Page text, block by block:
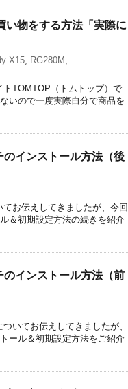
い物をする方法「実際に
X15, RG280M ,
TOMTOP（トムトップ）で
いので一度実際自分で商品を
インストール方法（後
お伝えしてきましたが、今回
＆初期設定方法の続きを紹介
インストール方法（前
いてお伝えしてきましたが、
ール＆初期設定方法をご紹介